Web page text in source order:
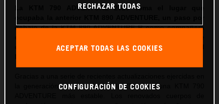
La KTM 790 ADVENTURE 2025 toma el lugar que
debajo de la KTM 890 ADVENTURE R como compañera
capaz, con unas nuevas suspensiones que pone el
la generación anterior, en 2024, KTM creó una KTM 790
RECHAZAR TODAS
ACEPTAR TODAS LAS COOKIES
CONFIGURACIÓN DE COOKIES